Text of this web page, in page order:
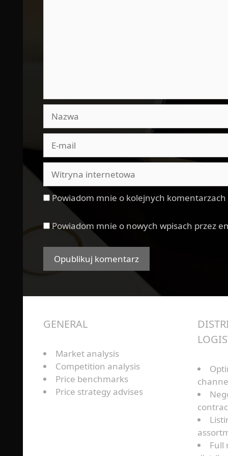
mail
internetowa
Powiadom mnie o kolejnych komentarzach
Powiadom mnie o nowych wpisach przez
GENERAL
Market analysis
Competition analysis
Price benchmarks
Price strategy advises
Full